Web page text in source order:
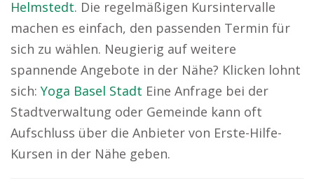
Helmstedt. Die regelmäßigen Kursintervalle
machen es einfach, den passenden Termin für
sich zu wählen. Neugierig auf weitere
spannende Angebote in der Nähe? Klicken lohnt
sich: Yoga Basel Stadt Eine Anfrage bei der
Stadtverwaltung oder Gemeinde kann oft
Aufschluss über die Anbieter von Erste-Hilfe-
Kursen in der Nähe geben.